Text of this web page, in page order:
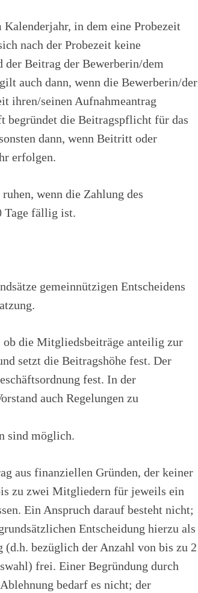
in dem eine Probezeit
nach der Probezeit keine
Beitrag der Bewerberin/dem
auch dann, wenn die Bewerberin/der
ihren/seinen Aufnahmeantrag
begründet die Beitragspflicht für das
dann, wenn Beitritt oder
erfolgen.
wenn die Zahlung des
Tage fällig ist.
gemeinnützigen Entscheidens
die Mitgliedsbeiträge anteilig zur
setzt die Beitragshöhe fest. Der
fest. In der
auch Regelungen zu
sind möglich.
aus finanziellen Gründen, der keiner
zu zwei Mitgliedern für jeweils ein
Ein Anspruch darauf besteht nicht;
Entscheidung hierzu als
(d.h. bezüglich der Anzahl von bis zu 2
frei. Einer Begründung durch
bedarf es nicht; der